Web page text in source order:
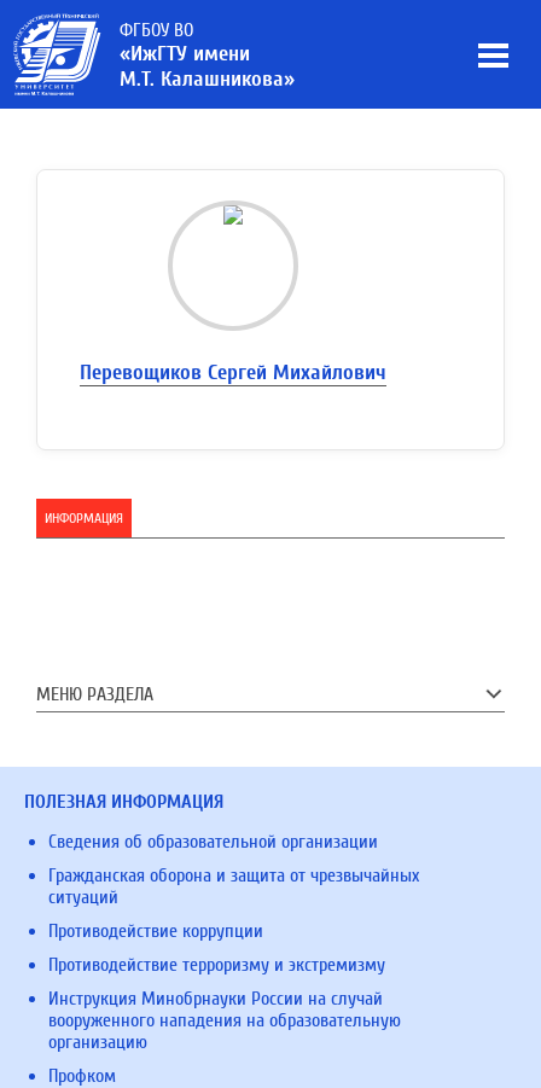
ФГБОУ ВО
«ИжГТУ имени
М.Т. Калашникова»
Перевощиков Сергей Михайлович
ИНФОРМАЦИЯ
МЕНЮ РАЗДЕЛА
ПОЛЕЗНАЯ ИНФОРМАЦИЯ
Сведения об образовательной организации
Гражданская оборона и защита от чрезвычайных
ситуаций
Противодействие коррупции
Противодействие терроризму и экстремизму
Инструкция Минобрнауки России на случай
вооруженного нападения на образовательную
организацию
Профком